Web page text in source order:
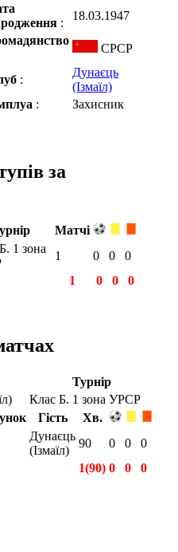
:
18.03.1947
СРСР
:
Дунаєць
(Ізмаїл)
: Захисник
за
Матчі
1 зона
1 0 0
0
1 0 0 0
Турнір
Клас Б. 1 зона УРСР
Гість
Хв.
Дунаєць
(Ізмаїл)
90 0 0
0
1(90) 0 0
0